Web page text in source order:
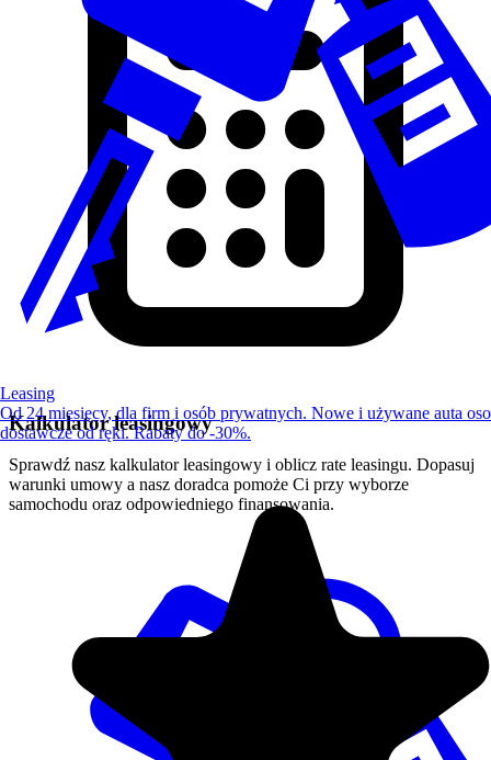
Kalkulator leasingowy
Sprawdź nasz kalkulator leasingowy i oblicz rate leasingu. Dopasuj
warunki umowy a nasz doradca pomoże Ci przy wyborze
samochodu oraz odpowiedniego finansowania.
Leasing
Od 24 miesięcy, dla firm i osób prywatnych. Nowe i używane auta
dostawcze od ręki. Rabaty do -30%.